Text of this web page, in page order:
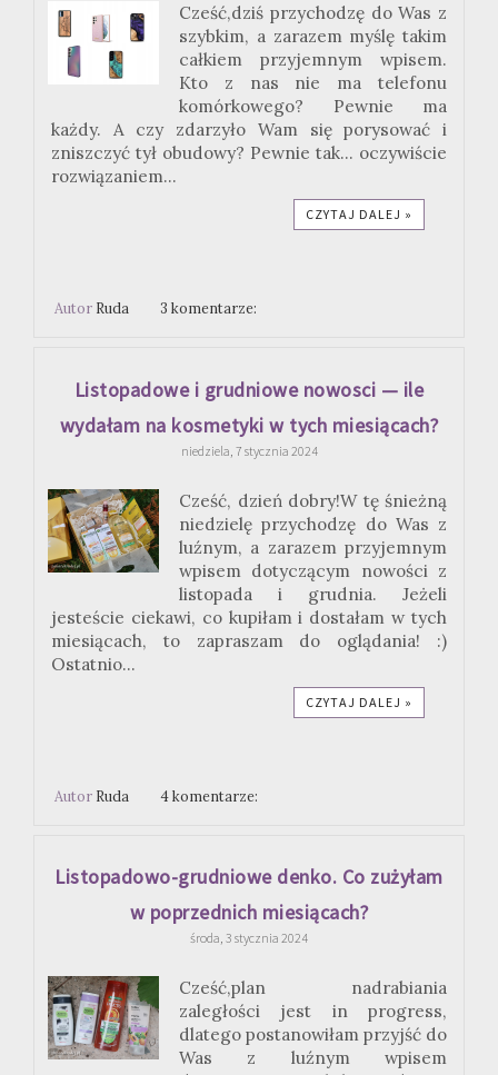
Cześć,dziś przychodzę do Was z
szybkim, a zarazem myślę takim
całkiem przyjemnym wpisem.
Kto z nas nie ma telefonu
komórkowego? Pewnie ma
każdy. A czy zdarzyło Wam się porysować i
zniszczyć tył obudowy? Pewnie tak... oczywiście
rozwiązaniem...
CZYTAJ DALEJ »
Autor Ruda 3 komentarze:
Listopadowe i grudniowe nowosci — ile
wydałam na kosmetyki w tych miesiącach?
niedziela, 7 stycznia 2024
Cześć, dzień dobry!W tę śnieżną
niedzielę przychodzę do Was z
luźnym, a zarazem przyjemnym
wpisem dotyczącym nowości z
listopada i grudnia. Jeżeli
jesteście ciekawi, co kupiłam i dostałam w tych
miesiącach, to zapraszam do oglądania! :)
Ostatnio...
CZYTAJ DALEJ »
Autor Ruda 4 komentarze:
Listopadowo-grudniowe denko. Co zużyłam
w poprzednich miesiącach?
środa, 3 stycznia 2024
Cześć,plan nadrabiania
zaległości jest in progress,
dlatego postanowiłam przyjść do
Was z luźnym wpisem